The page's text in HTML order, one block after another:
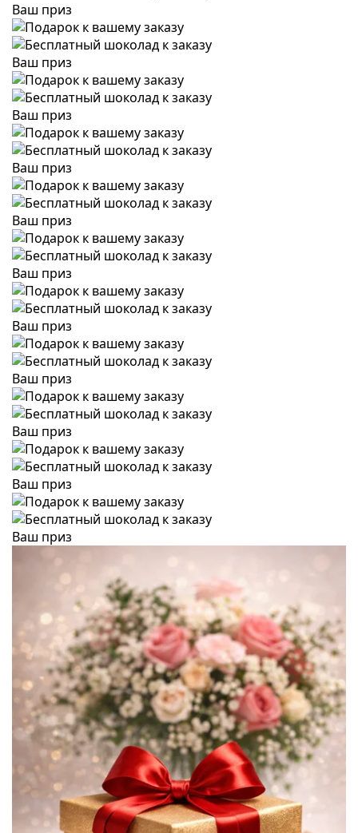
Ваш приз
Ваш приз
Ваш приз
Ваш приз
Ваш приз
Ваш приз
Ваш приз
Ваш приз
Ваш приз
Ваш приз
Ваш приз